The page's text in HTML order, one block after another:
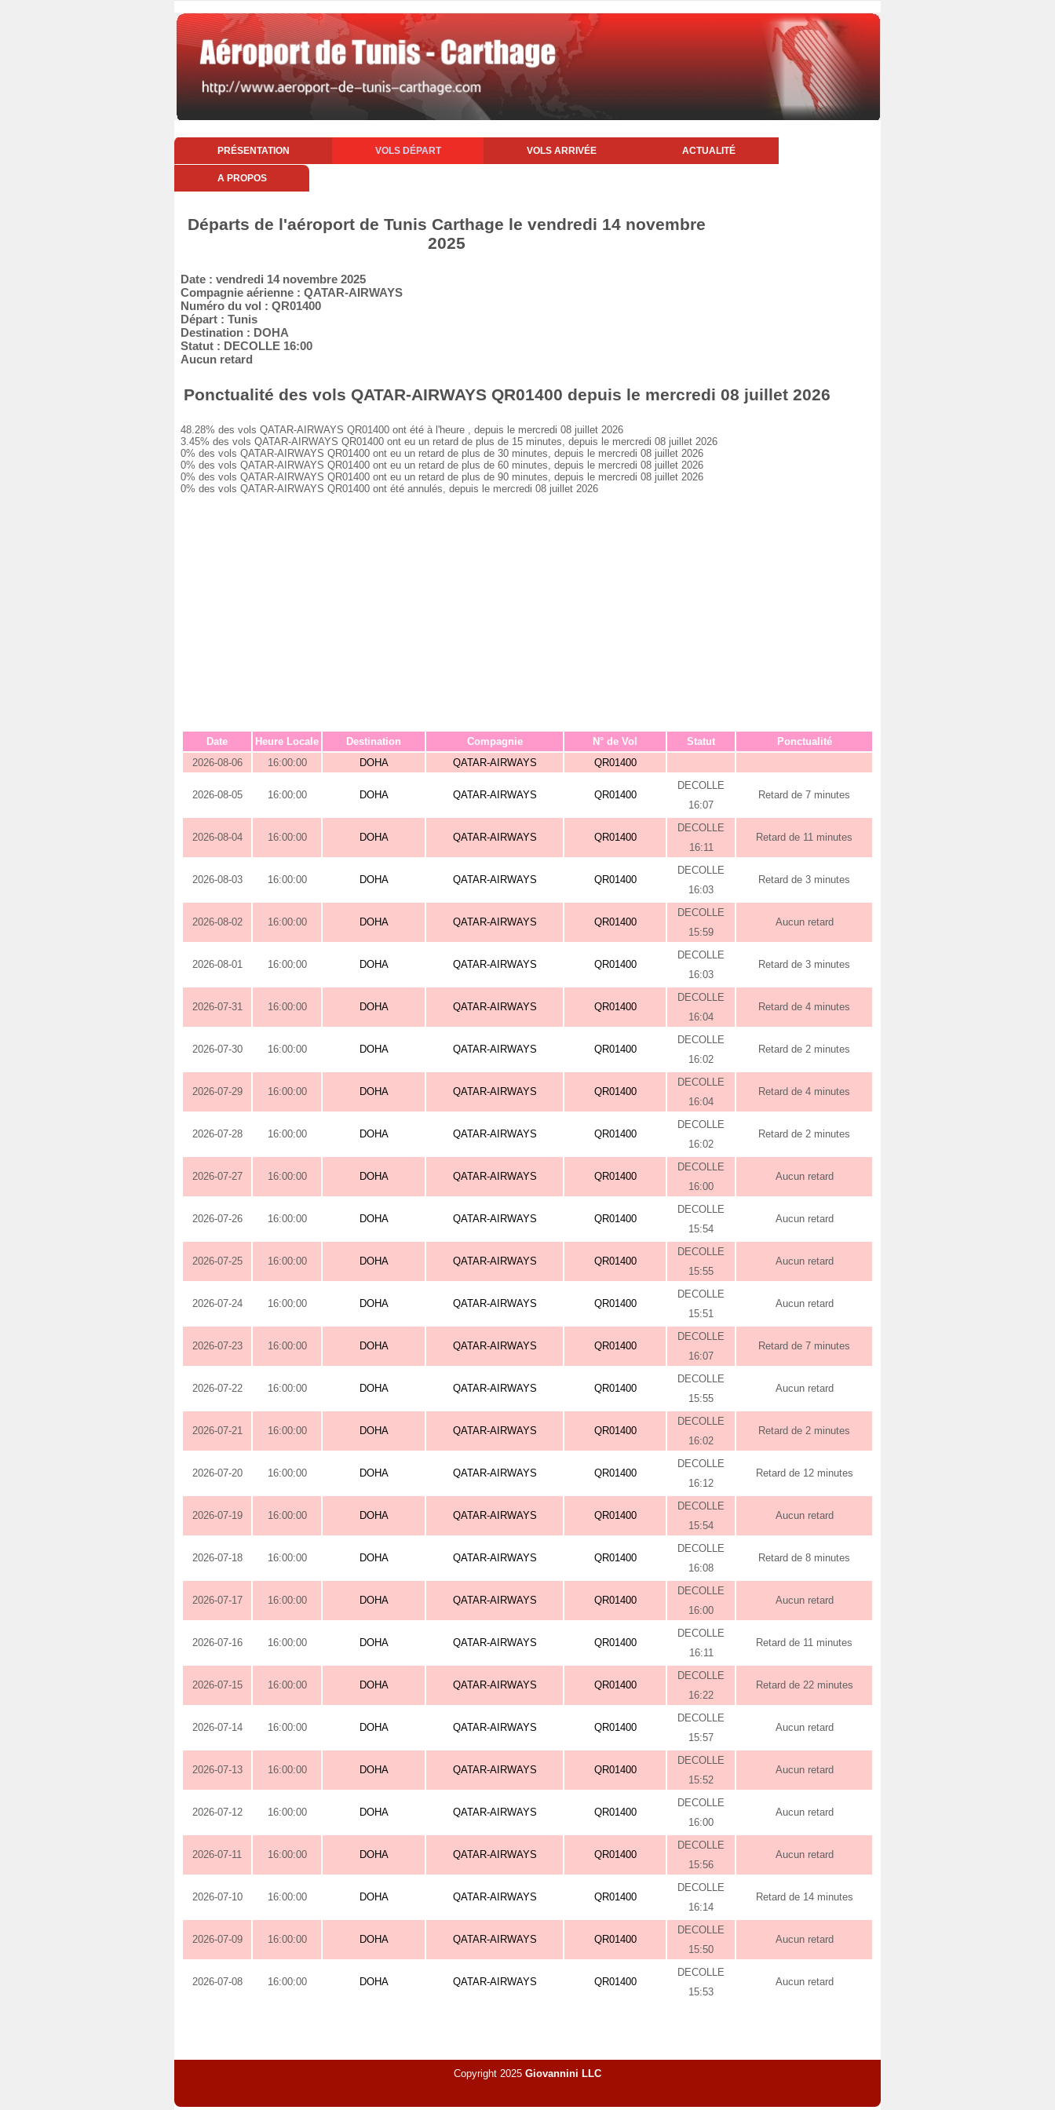
PRÉSENTATION VOLS DÉPART VOLS ARRIVÉE ACTUALITÉ
A PROPOS
Départs de l'aéroport de Tunis Carthage le vendredi 14 novembre
2025
Date : vendredi 14 novembre 2025
Compagnie aérienne : QATAR-AIRWAYS
Numéro du vol : QR01400
Départ : Tunis
Destination : DOHA
Statut : DECOLLE 16:00
Aucun retard
Ponctualité des vols QATAR-AIRWAYS QR01400 depuis le mercredi 08 juillet 2026
48.28% des vols QATAR-AIRWAYS QR01400 ont été à l'heure , depuis le mercredi 08 juillet 2026
3.45% des vols QATAR-AIRWAYS QR01400 ont eu un retard de plus de 15 minutes, depuis le mercredi 08 juillet 2026
0% des vols QATAR-AIRWAYS QR01400 ont eu un retard de plus de 30 minutes, depuis le mercredi 08 juillet 2026
0% des vols QATAR-AIRWAYS QR01400 ont eu un retard de plus de 60 minutes, depuis le mercredi 08 juillet 2026
0% des vols QATAR-AIRWAYS QR01400 ont eu un retard de plus de 90 minutes, depuis le mercredi 08 juillet 2026
0% des vols QATAR-AIRWAYS QR01400 ont été annulés, depuis le mercredi 08 juillet 2026
Date Heure Locale Destination Compagnie N° de Vol Statut
Ponctualité
2026-08-06
16:00:00 DOHA QATAR-AIRWAYS QR01400
2026-08-05 16:00:00 DOHA QATAR-AIRWAYS QR01400
DECOLLE
16:07
Retard de 7 minutes
2026-08-04 16:00:00 DOHA QATAR-AIRWAYS QR01400
DECOLLE
16:11
Retard de 11 minutes
2026-08-03 16:00:00 DOHA QATAR-AIRWAYS QR01400
DECOLLE
16:03
Retard de 3 minutes
2026-08-02 16:00:00 DOHA QATAR-AIRWAYS QR01400
DECOLLE
15:59
Aucun retard
2026-08-01 16:00:00 DOHA QATAR-AIRWAYS QR01400
DECOLLE
16:03
Retard de 3 minutes
2026-07-31 16:00:00 DOHA QATAR-AIRWAYS QR01400
DECOLLE
16:04
Retard de 4 minutes
2026-07-30 16:00:00 DOHA QATAR-AIRWAYS QR01400
DECOLLE
16:02
Retard de 2 minutes
2026-07-29 16:00:00 DOHA QATAR-AIRWAYS QR01400
DECOLLE
16:04
Retard de 4 minutes
2026-07-28 16:00:00 DOHA QATAR-AIRWAYS QR01400
DECOLLE
16:02
Retard de 2 minutes
2026-07-27 16:00:00 DOHA QATAR-AIRWAYS QR01400
DECOLLE
16:00
Aucun retard
2026-07-26 16:00:00 DOHA QATAR-AIRWAYS QR01400
DECOLLE
15:54
Aucun retard
2026-07-25 16:00:00 DOHA QATAR-AIRWAYS QR01400
DECOLLE
15:55
Aucun retard
2026-07-24 16:00:00 DOHA QATAR-AIRWAYS QR01400
DECOLLE
15:51
Aucun retard
2026-07-23 16:00:00 DOHA QATAR-AIRWAYS QR01400
DECOLLE
16:07
Retard de 7 minutes
2026-07-22 16:00:00 DOHA QATAR-AIRWAYS QR01400
DECOLLE
15:55
Aucun retard
2026-07-21 16:00:00 DOHA QATAR-AIRWAYS QR01400
DECOLLE
16:02
Retard de 2 minutes
2026-07-20 16:00:00 DOHA QATAR-AIRWAYS QR01400
DECOLLE
16:12
Retard de 12 minutes
2026-07-19 16:00:00 DOHA QATAR-AIRWAYS QR01400
DECOLLE
15:54
Aucun retard
2026-07-18 16:00:00 DOHA QATAR-AIRWAYS QR01400
DECOLLE
16:08
Retard de 8 minutes
2026-07-17 16:00:00 DOHA QATAR-AIRWAYS QR01400
DECOLLE
16:00
Aucun retard
2026-07-16 16:00:00 DOHA QATAR-AIRWAYS QR01400
DECOLLE
16:11
Retard de 11 minutes
2026-07-15 16:00:00 DOHA QATAR-AIRWAYS QR01400
DECOLLE
16:22
Retard de 22 minutes
2026-07-14 16:00:00 DOHA QATAR-AIRWAYS QR01400
DECOLLE
15:57
Aucun retard
2026-07-13 16:00:00 DOHA QATAR-AIRWAYS QR01400
DECOLLE
15:52
Aucun retard
2026-07-12 16:00:00 DOHA QATAR-AIRWAYS QR01400
DECOLLE
16:00
Aucun retard
2026-07-11 16:00:00 DOHA QATAR-AIRWAYS QR01400
DECOLLE
15:56
Aucun retard
2026-07-10 16:00:00 DOHA QATAR-AIRWAYS QR01400
DECOLLE
16:14
Retard de 14 minutes
2026-07-09 16:00:00 DOHA QATAR-AIRWAYS QR01400
DECOLLE
15:50
Aucun retard
2026-07-08 16:00:00 DOHA QATAR-AIRWAYS QR01400
DECOLLE
15:53
Aucun retard
Copyright 2025 Giovannini LLC